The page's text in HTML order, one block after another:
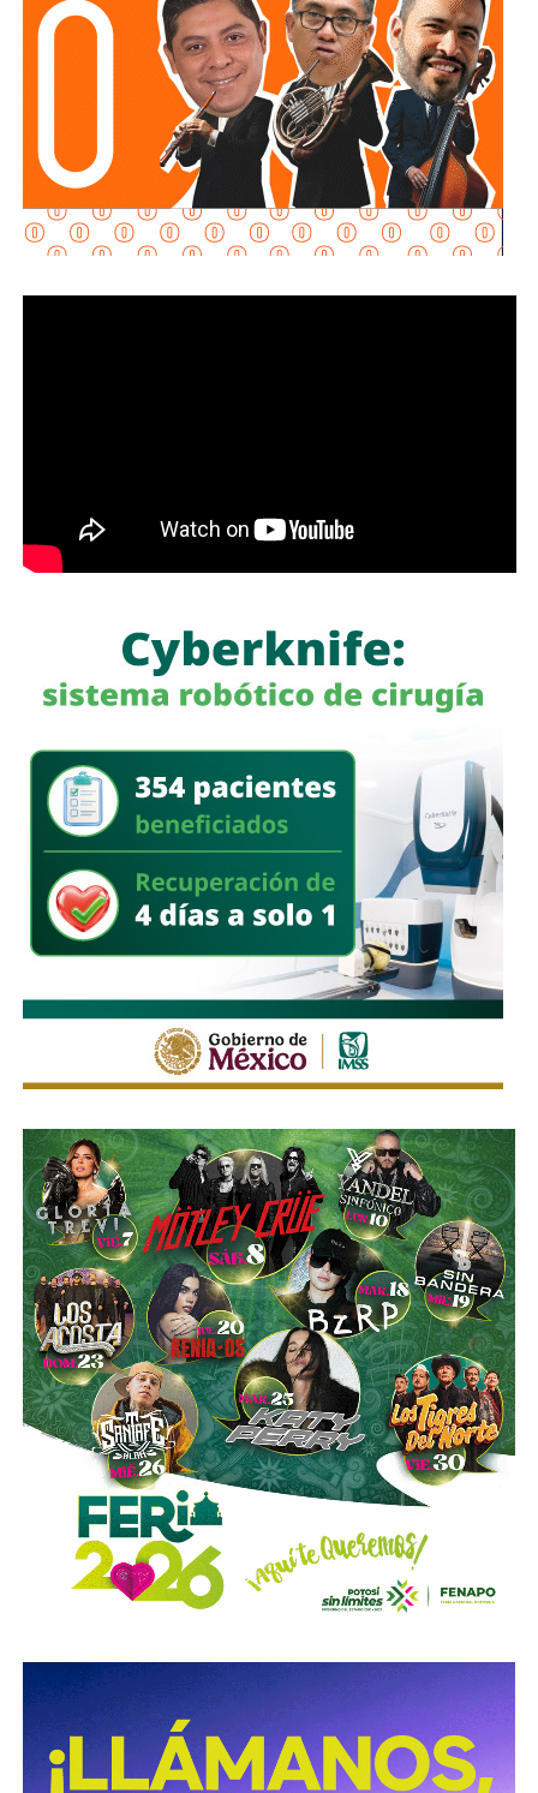
“Son acuerdos voluntarios que nos permiten ordenar el
mercado (…) quien comercializa gasolina, diésel, la
canasta PACIC, el jitomate, acuerda este esquema que nos
permite disminuir los precios. Es un esfuerzo muy
punto de venta de drogas